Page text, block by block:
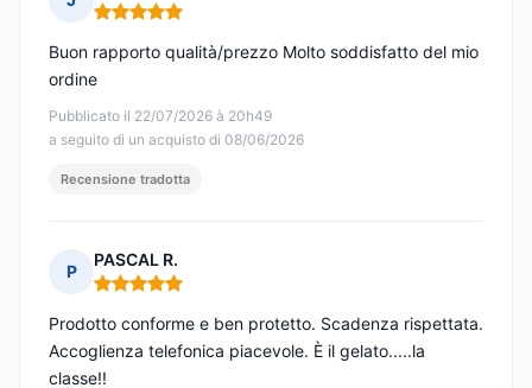
Nota: 5 su 5
Pubblicato il 22/07/2026 à 20h49
a seguito di un acquisto di 08/06/2026
Buon rapporto qualità/prezzo Molto soddisfatto del mio
ordine
Recensione tradotta
P
PASCAL R.
Nota: 5 su 5
Prodotto conforme e ben protetto. Scadenza rispettata.
Accoglienza telefonica piacevole. È il gelato.....la
classe!!